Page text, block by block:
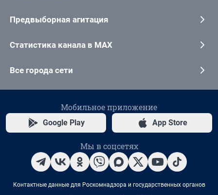
Предвыборная агитация
Статистика канала в MAX
Все города сети
Мобильное приложение
Google Play App Store
Мы в соцсетях
Контактные данные для Роскомнадзора и государственных органов